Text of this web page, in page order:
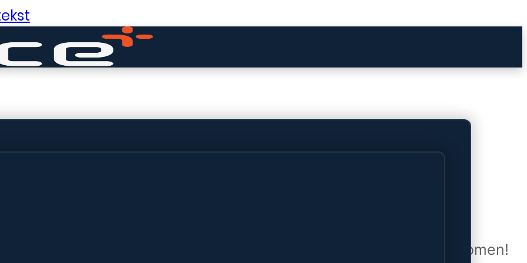
dingen in het verschiet
winkel wordt momenteel gebouwd en zal binnenkort online komen!